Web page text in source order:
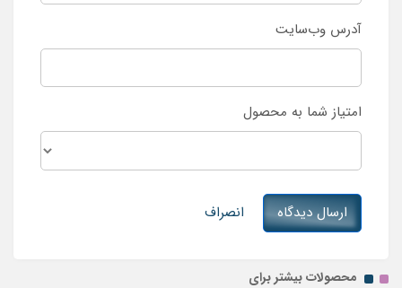
آدرس وب‌سایت
امتیاز شما به محصول
ارسال دیدگاه انصراف
محصولات بیشتر برای